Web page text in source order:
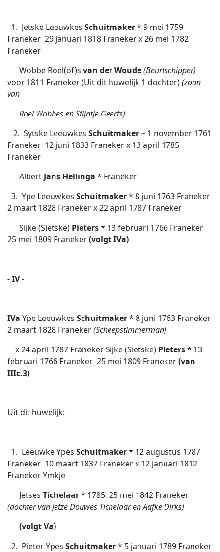
1. Jetske Leeuwkes Schuitmaker* 9 mei 1759
Franeker  29 januari 1818 Franeker x 26 mei 1782
Franeker
Wobbe Roel(of)s van der Woude(Beurtschipper)
voor 1811 Franeker (Uit dit huwelijk 1 dochter)(zoon
van
Roel Wobbes en Stijntje Geerts)
2. Sytske Leeuwkes Schuitmaker~ 1 november 1761
Franeker  12 juni 1833 Franeker x 13 april 1785
Franeker
Albert Jans Hellinga * Franeker
3. Ype Leeuwkes Schuitmaker* 8 juni 1763 Franeker 
2 maart 1828 Franeker x 22 april 1787 Franeker
Sijke (Sietske) Pieters* 13 februari 1766 Franeker 
25 mei 1809 Franeker(volgt IVa)
- IV -
IVa Ype Leeuwkes Schuitmaker* 8 juni 1763 Franeker 
2 maart 1828 Franeker(Scheepstimmerman)
x 24 april 1787 Franeker Sijke (Sietske) Pieters* 13
februari 1766 Franeker  25 mei 1809 Franeker(van
IIIc.3)
Uit dit huwelijk:
1. Leeuwke Ypes Schuitmaker* 12 augustus 1787
Franeker  10 maart 1837 Franeker x 12 januari 1812
Franeker Ymkje
Jetses Tichelaar* 1785  25 mei 1842 Franeker
(dochter van Jetze Douwes Tichelaar en Aafke Dirks)
(volgt Va)
2. Pieter Ypes Schuitmaker* 5 januari 1789 Franeker